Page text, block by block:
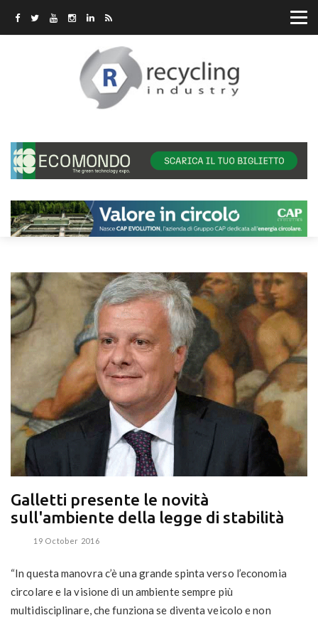
Galletti presente le novità
sull'ambiente della legge di stabilità
19 October 2016
“In questa manovra c’è una grande spinta verso l’economia
circolare e la visione di un ambiente sempre più
multidisciplinare, che funziona se diventa veicolo e non